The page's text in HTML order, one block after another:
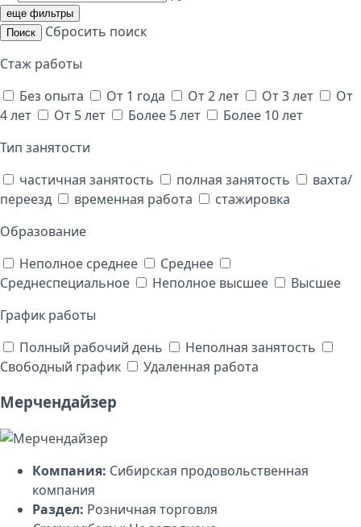
еще фильтры
Поиск
Сбросить поиск
Стаж работы
Без опыта
От 1 года От 2 лет От 3 лет
От
4 лет
От 5 лет Более 5 лет
Более 10 лет
Тип занятости
частичная занятость
полная занятость
вахта/
переезд
временная работа
стажировка
Образование
Неполное среднее
Среднее
Среднеспециальное
Неполное высшее
Высшее
График работы
Полный рабочий день
Неполная занятость
Свободный график
Удаленная работа
Мерчендайзер
Компания: Сибирская продовольственная
компания
Раздел: Розничная торговля